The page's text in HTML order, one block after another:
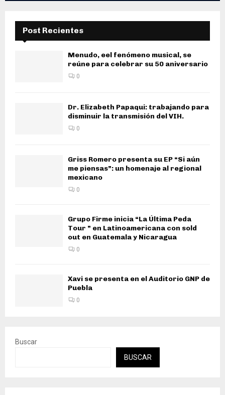
Post Recientes
Menudo, eel fenómeno musical, se
reúne para celebrar su 50 aniversario
0
Dr. Elizabeth Papaqui: trabajando para
disminuir la transmisión del VIH.
0
Griss Romero presenta su EP “Si aún
me piensas”: un homenaje al regional
mexicano
0
Grupo Firme inicia “La Última Peda
Tour ” en Latinoamericana con sold
out en Guatemala y Nicaragua
0
Xavi se presenta en el Auditorio GNP de
Puebla
0
Buscar
BUSCAR